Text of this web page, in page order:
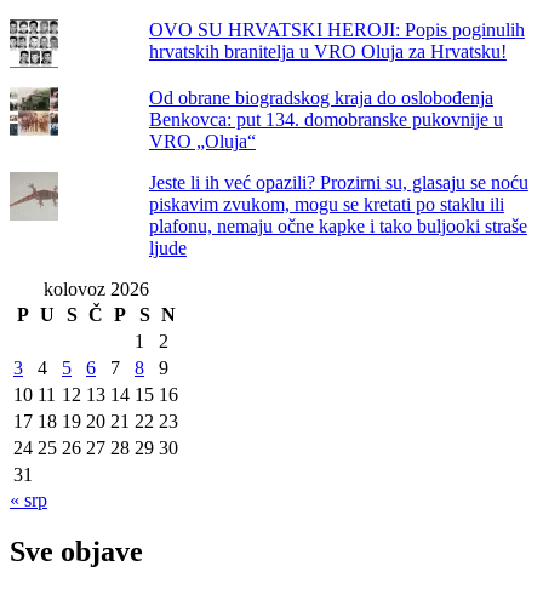
OVO SU HRVATSKI HEROJI: Popis poginulih
hrvatskih branitelja u VRO Oluja za Hrvatsku!
Od obrane biogradskog kraja do oslobođenja
Benkovca: put 134. domobranske pukovnije u
VRO „Oluja“
Jeste li ih već opazili? Prozirni su, glasaju se noću
piskavim zvukom, mogu se kretati po staklu ili
plafonu, nemaju očne kapke i tako buljooki straše
ljude
kolovoz 2026
P U S Č P S N
1
2
3
4 5 6 7 8
9
10 11 12 13 14 15 16
17 18 19 20 21 22 23
24 25 26 27 28 29 30
31
« srp
Sve objave